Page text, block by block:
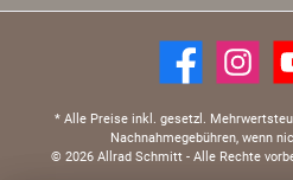
* Alle Preise inkl. gesetzl.
Nachnahmegebühren, wenn
© 2026 Allrad Schmitt - Alle Rechte